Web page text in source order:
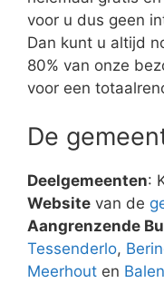
voor u dus geen
Dan kunt u altijd
80% van onze
voor een
De
Deelgemeenten:
Website van de
Aangrenzende
Tessenderlo,
Meerhout en Balen